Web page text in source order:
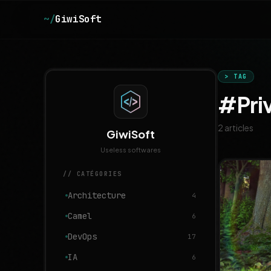
~/GiwiSoft
GiwiSoft
Useless softwares
// CATÉGORIES
Architecture 4
Camel 6
DevOps 17
IA 6
> TAG
2 articles